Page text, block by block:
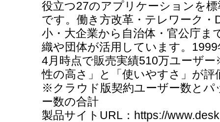
役立つ27のアプリケーションを
です。働き方改革・テレワーク・
小・大企業から自治体・官公庁ま
織や団体が活用しています。
4月時点で販売実績510万ユーザ
性の高さ」と「使いやすさ」が
※クラウド版契約ユーザー数とパ
ー数の合計
製品サイトURL：https://